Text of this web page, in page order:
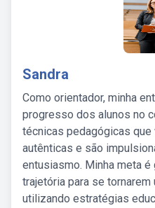
Sandra
Como orientador, minha
progresso dos alunos no
técnicas pedagógicas
autênticas e são
entusiasmo. Minha meta
trajetória para se
utilizando estratégias